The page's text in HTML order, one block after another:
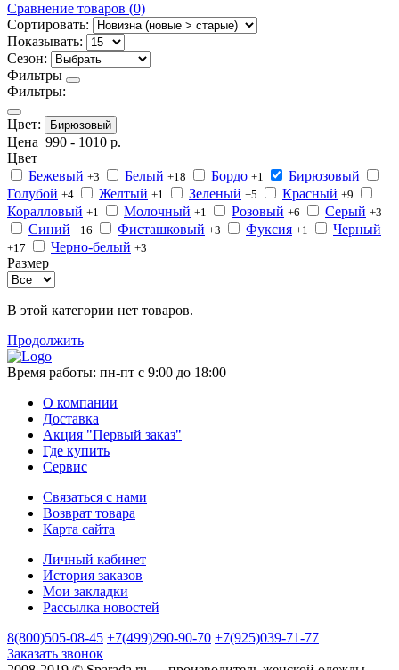
Сравнение товаров (0)
Сортировать:
Показывать:
Сезон:
Фильтры
Фильтры:
Цвет: Бирюзовый
Цена 990 - 1010 р.
Цвет
Бежевый +3 Белый +18 Бордо +1
Бирюзовый
Голубой +4 Желтый +1 Зеленый +5 Красный +9
Коралловый +1 Молочный +1 Розовый +6 Серый +3
Синий +16 Фисташковый +3 Фуксия +1 Черный
+17 Черно-белый +3
Размер
В этой категории нет товаров.
Продолжить
Время работы: пн-пт с 9:00 до 18:00
О компании
Доставка
Акция "Первый заказ"
Где купить
Сервис
Связаться с нами
Возврат товара
Карта сайта
Личный кабинет
История заказов
Мои закладки
Рассылка новостей
8(800)505-08-45 +7(499)290-90-70 +7(925)039-71-77
Заказать звонок